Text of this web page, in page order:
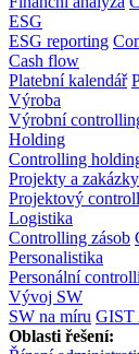
ESG
ESG reporting
Cash flow
Platební kalendář
Výroba
Výrobní
Holding
Controlling
Projekty a zakázky
Projektový
Logistika
Controlling zásob
Personalistika
Personální
Vývoj SW
SW na míru GIST
Oblasti řešení: